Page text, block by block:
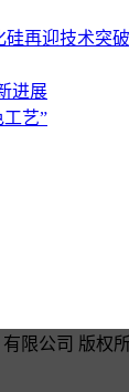
硅再迎技术突破
进展
艺”
限公司 版权